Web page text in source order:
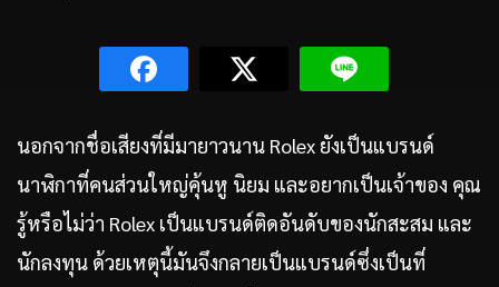
นอกจากชื่อเสียงที่มีมายาวนาน Rolex ยังเป็นแบรนด์
นาฬิกาที่คนส่วนใหญ่คุ้นหู นิยม และอยากเป็นเจ้าของ คุณ
รู้หรือไม่ว่า Rolex เป็นแบรนด์ติดอันดับของนักสะสม และ
นักลงทุน ด้วยเหตุนี้มันจึงกลายเป็นแบรนด์ซึ่งเป็นที่